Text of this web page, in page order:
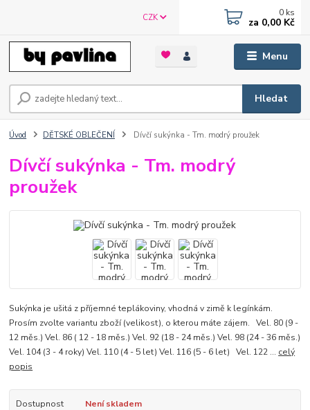
Menu
CZK
Hledat
0 ks
za 0,00 Kč
Úvod DĚTSKÉ OBLEČENÍ Dívčí sukýnka - Tm. modrý proužek
Dívčí sukýnka - Tm. modrý
proužek
Sukýnka je ušitá z příjemné teplákoviny, vhodná v zimě k legínkám.
Prosím zvolte variantu zboží (velikost), o kterou máte zájem. Vel. 80 (9 -
12 měs.) Vel. 86 ( 12 - 18 měs.) Vel. 92 (18 - 24 měs.) Vel. 98 (24 - 36 měs.)
Vel. 104 (3 - 4 roky) Vel. 110 (4 - 5 let) Vel. 116 (5 - 6 let) Vel. 122 ... celý
popis
Dostupnost
Není skladem